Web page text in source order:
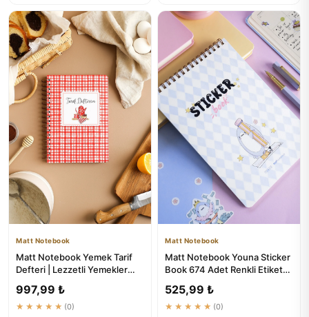
Matt Notebook
Matt Notebook Yemek Tarif
Defteri | Lezzetli Yemekler
997,99 ₺
★★★★★ (0)
Matt Notebook
Matt Notebook Youna Sticker
Book 674 Adet Renkli Etiket
525,99 ₺
★★★★★ (0)